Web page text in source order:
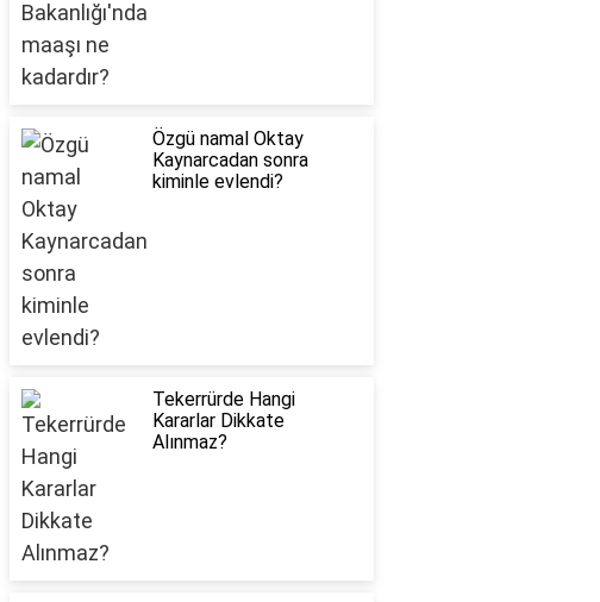
Özgü namal Oktay
Kaynarcadan sonra
kiminle evlendi?
Tekerrürde Hangi
Kararlar Dikkate
Alınmaz?